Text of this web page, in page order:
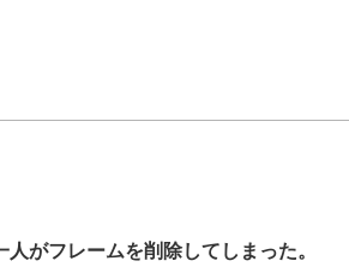
がフレームを削除してしまった。